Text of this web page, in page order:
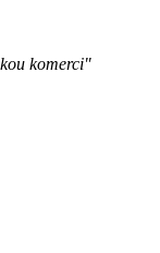
komerci"